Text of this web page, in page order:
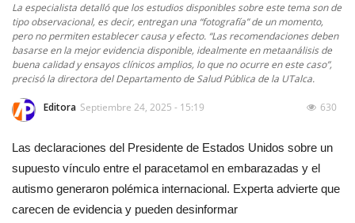
La especialista detalló que los estudios disponibles sobre este tema son de
tipo observacional, es decir, entregan una “fotografía” de un momento,
pero no permiten establecer causa y efecto. “Las recomendaciones deben
basarse en la mejor evidencia disponible, idealmente en metaanálisis de
buena calidad y ensayos clínicos amplios, lo que no ocurre en este caso”,
precisó la directora del Departamento de Salud Pública de la UTalca.
Editora Septiembre 24, 2025 - 15:19 630
Las declaraciones del Presidente de Estados Unidos sobre un
supuesto vínculo entre el paracetamol en embarazadas y el
autismo generaron polémica internacional. Experta advierte que
carecen de evidencia y pueden desinformar